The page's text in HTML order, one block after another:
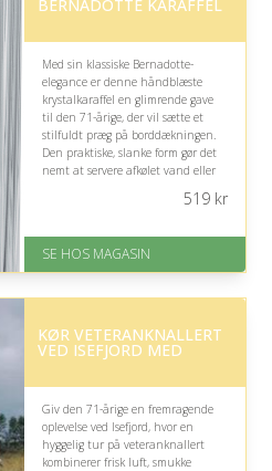
BERNADOTTE KARAFFEL
Med sin klassiske Bernadotte-
elegance er denne håndblæste
krystalkaraffel en glimrende gave
til den 71-årige, der vil sætte et
stilfuldt præg på borddækningen.
Den praktiske, slanke form gør det
nemt at servere afkølet vand eller
God Trustpilot rating på 4.1 ud
519kr
SE HOS MAGASIN
KØR VETERANKNALLERT
VED ISEFJORD MED
Giv den 71-årige en fremragende
oplevelse ved Isefjord, hvor en
hyggelig tur på veteranknallert
kombinerer frisk luft, smukke